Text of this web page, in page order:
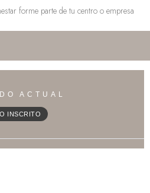
forme parte de tu centro o empresa
ACTUAL
INSCRITO